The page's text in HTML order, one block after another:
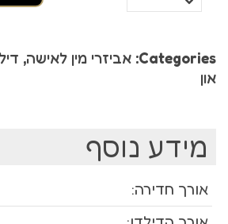
Categories: אביזרי מין לאישה,
און
מידע נוסף
אורך חדירה: